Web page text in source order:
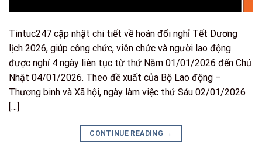
Tintuc247 cập nhật chi tiết về hoán đổi nghỉ Tết Dương
lịch 2026, giúp công chức, viên chức và người lao động
được nghỉ 4 ngày liên tục từ thứ Năm 01/01/2026 đến Chủ
Nhật 04/01/2026. Theo đề xuất của Bộ Lao động –
Thương binh và Xã hội, ngày làm việc thứ Sáu 02/01/2026
[…]
CONTINUE READING →